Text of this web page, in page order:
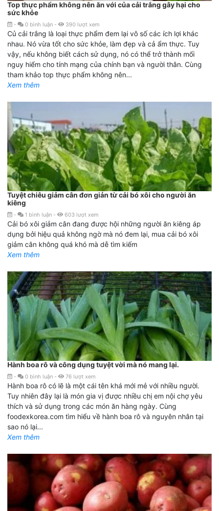
Top thực phẩm không nên ăn với của cải trắng gây hại cho
sức khỏe
- 0 bình luận - 390 lượt xem
Củ cải trắng là loại thực phẩm đem lại vô số các ích lợi khác
nhau. Nó vừa tốt cho sức khỏe, làm đẹp và cả ẩm thực. Tuy
vậy, nếu không biết cách sử dụng, nó có thể trở thành mối
nguy hiểm cho tính mạng của chính bạn và người thân. Cùng
tham khảo top thực phẩm không nên...
Xem thêm
Tuyệt chiêu giảm cân đơn giản từ cải bó xôi cho người ăn
kiêng
- 1 bình luận - 603 lượt xem
Cải bó xôi giảm cân đang được hội những người ăn kiêng áp
dụng bởi hiệu quả không ngờ mà nó đem lại, mua cải bó xôi
giảm cân không quá khó mà dễ tìm kiếm
Xem thêm
Hành boa rô và công dụng tuyệt vời mà nó mang lại.
- 0 bình luận - 76 lượt xem
Hành boa rô có lẽ là một cái tên khá mới mẻ với nhiều người.
Tuy nhiên đây lại là món gia vị được nhiều chị em nội chợ yêu
thích và sử dụng trong các món ăn hàng ngày. Cùng
foodexkorea.com tìm hiểu về hành boa rô và nguyên nhân tại
sao nó lại...
Xem thêm